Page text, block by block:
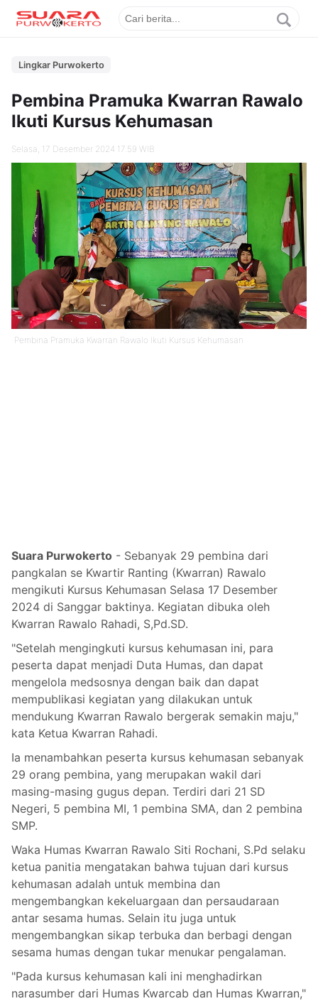
Lingkar Purwokerto
Pembina Pramuka Kwarran Rawalo
Ikuti Kursus Kehumasan
Selasa, 17 Desember 2024 17.59 WIB
Pembina Pramuka Kwarran Rawalo Ikuti Kursus Kehumasan
Suara Purwokerto - Sebanyak 29 pembina dari
pangkalan se Kwartir Ranting (Kwarran) Rawalo
mengikuti Kursus Kehumasan Selasa 17 Desember
2024 di Sanggar baktinya. Kegiatan dibuka oleh
Kwarran Rawalo Rahadi, S,Pd.SD.
"Setelah mengingkuti kursus kehumasan ini, para
peserta dapat menjadi Duta Humas, dan dapat
mengelola medsosnya dengan baik dan dapat
mempublikasi kegiatan yang dilakukan untuk
mendukung Kwarran Rawalo bergerak semakin maju,"
kata Ketua Kwarran Rahadi.
Ia menambahkan peserta kursus kehumasan sebanyak
29 orang pembina, yang merupakan wakil dari
masing-masing gugus depan. Terdiri dari 21 SD
Negeri, 5 pembina MI, 1 pembina SMA, dan 2 pembina
SMP.
Waka Humas Kwarran Rawalo Siti Rochani, S.Pd selaku
ketua panitia mengatakan bahwa tujuan dari kursus
kehumasan adalah untuk membina dan
mengembangkan kekeluargaan dan persaudaraan
antar sesama humas. Selain itu juga untuk
mengembangkan sikap terbuka dan berbagi dengan
sesama humas dengan tukar menukar pengalaman.
"Pada kursus kehumasan kali ini menghadirkan
narasumber dari Humas Kwarcab dan Humas Kwarran,"